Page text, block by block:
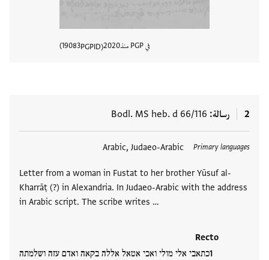
في PGP منذ 2020
PGPID
19083
2 رسالة Bodl. MS heb. d 66/116
Primary languages
Arabic, Judaeo-Arabic
Letter from a woman in Fustat to her brother Yūsuf al-
Kharrāṭ (?) in Alexandria. In Judaeo-Arabic with the address
in Arabic script. The scribe writes …
Recto
כתאבי אלי מולי ואכי אטאל אללה בקאה ואדם עזה ושלמתה
العلامات